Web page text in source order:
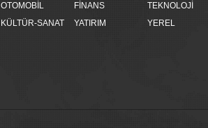
OTOMOBİL
FİNANS
TEKNOLOJİ
KÜLTÜR-SANAT
YATIRIM YEREL